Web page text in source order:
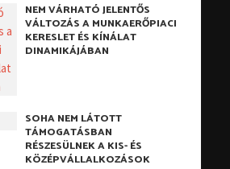
NEM VÁRHATÓ JELENTŐS
VÁLTOZÁS A MUNKAERŐPIACI
KERESLET ÉS KÍNÁLAT
DINAMIKÁJÁBAN
SOHA NEM LÁTOTT
TÁMOGATÁSBAN
RÉSZESÜLNEK A KIS- ÉS
KÖZÉPVÁLLALKOZÁSOK